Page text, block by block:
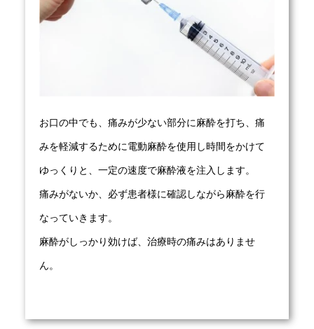
お口の中でも、痛みが少ない部分に麻酔を打ち、痛
みを軽減するために電動麻酔を使用し時間をかけて
ゆっくりと、一定の速度で麻酔液を注入します。
痛みがないか、必ず患者様に確認しながら麻酔を行
なっていきます。
麻酔がしっかり効けば、治療時の痛みはありませ
ん。